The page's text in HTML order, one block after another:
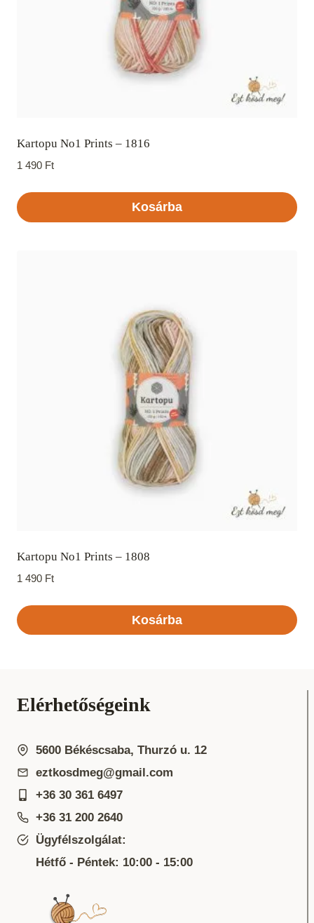
Kartopu No1 Prints – 1816
1 490 Ft
Kosárba
Kartopu No1 Prints – 1808
1 490 Ft
Kosárba
Elérhetőségeink
5600 Békéscsaba, Thurzó u. 12
eztkosdmeg@gmail.com
+36 30 361 6497
+36 31 200 2640
Ügyfélszolgálat:
Hétfő - Péntek: 10:00 - 15:00